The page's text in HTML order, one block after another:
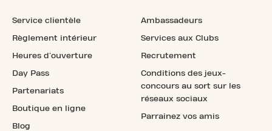
Service clientèle
Règlement intérieur
Heures d'ouverture
Day Pass
Partenariats
Boutique en ligne
Blog
Ambassadeurs
Services aux Clubs
Recrutement
Conditions des jeux-
concours au sort sur les
réseaux sociaux
Parrainez vos amis